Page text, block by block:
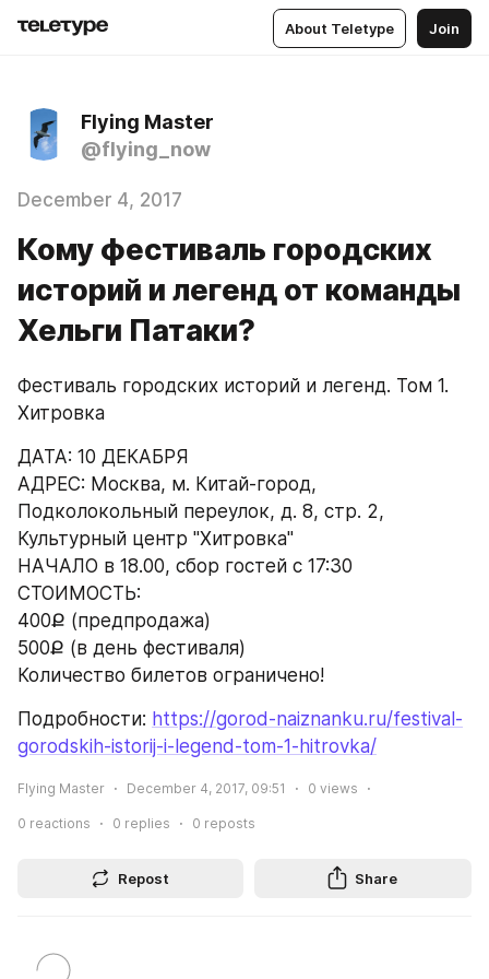
About Teletype Join
Flying Master
@flying_now
December 4, 2017
Кому фестиваль городских
историй и легенд от команды
Хельги Патаки?
Фестиваль городских историй и легенд. Том 1.
Хитровка
ДАТА: 10 ДЕКАБРЯ
АДРЕС: Москва, м. Китай-город,
Подколокольный переулок, д. 8, стр. 2,
Культурный центр "Хитровка"
НАЧАЛО в 18.00, сбор гостей с 17:30
СТОИМОСТЬ:
400Ք (предпродажа)
500Ք (в день фестиваля)
Количество билетов ограничено!
Подробности: https://gorod-naiznanku.ru/festival-
gorodskih-istorij-i-legend-tom-1-hitrovka/
Flying Master December 4, 2017, 09:51 0 views
0 reactions 0 replies 0 reposts
Repost Share